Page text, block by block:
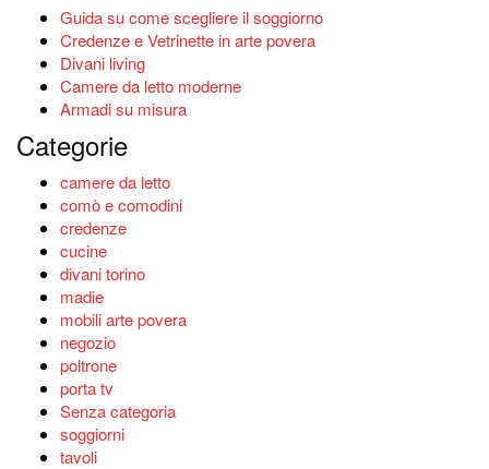
Guida su come scegliere il soggiorno
Credenze e Vetrinette in arte povera
Divani living
Camere da letto moderne
Armadi su misura
Categorie
camere da letto
comò e comodini
credenze
cucine
divani torino
madie
mobili arte povera
negozio
poltrone
porta tv
Senza categoria
soggiorni
tavoli